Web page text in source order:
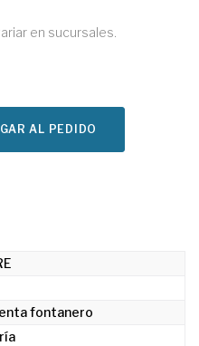
en sucursales.
AL PEDIDO
fontanero